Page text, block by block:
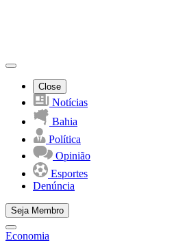
Close
Notícias
Bahia
Política
Opinião
Esportes
Denúncia
Seja Membro
Economia